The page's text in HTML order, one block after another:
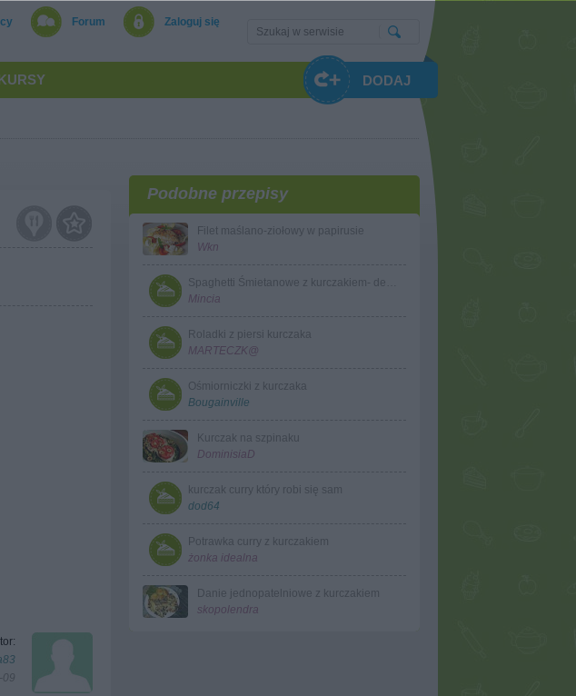
Forum Zaloguj się
DODAJ
09
Podobne przepisy
Filet maślano-ziołowy w papirusie
Wkn
Mincia
Roladki z piersi kurczaka
MARTECZK@
Ośmiorniczki z kurczaka
Bougainville
Kurczak na szpinaku
DominisiaD
kurczak curry który robi się sam
dod64
Potrawka curry z kurczakiem
żonka idealna
Danie jednopatelniowe z kurczakiem
skopolendra